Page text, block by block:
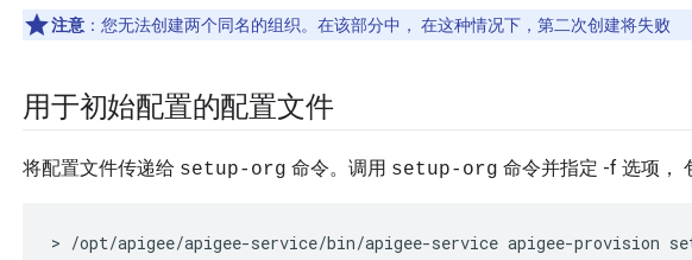
注意 ：您无法创建两个同名的组织。在该部分中， 在这种情况下，第二次创建将失败
用于初始配置的配置文件
将配置文件传递给 setup-org 命令。调用 setup-org 命令并指定 -f 选项，
> /opt/apigee/apigee-service/bin/apigee-service apigee-provision